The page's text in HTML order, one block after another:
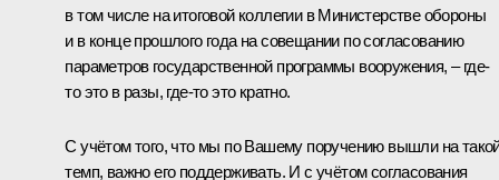
в том числе на итоговой коллегиив Министерстве обороны
и в конце прошлого года насовещаниипо согласованию
параметров государственной программы вооружения, – где-
то это в разы, где-то это кратно.
С учётом того, что мы по Вашему поручению вышли на
темп, важно его поддерживать. И с учётом согласования